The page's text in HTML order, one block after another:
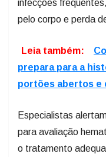
infecções
pelo corpo e perda
Leia também:
prepara para a
portões abertos e
Especialistas
para avaliação
o tratamento